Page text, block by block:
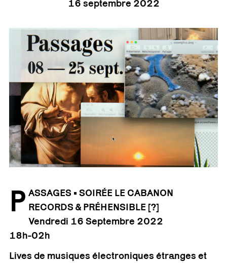
16 septembre 2022
P ASSAGES • SOIRÉE LE CABANON
RECORDS & PRÉHENSIBLE [?]
Vendredi 16 Septembre 2022
18h-02h
Lives de musiques électroniques étranges et